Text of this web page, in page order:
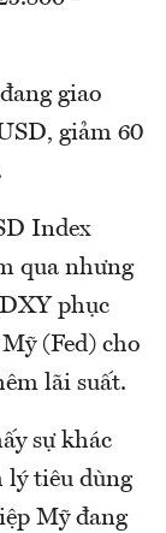
giao
giảm 60
Index
qua nhưng
phục
(Fed) cho
lãi suất.
sự khác
lý tiêu dùng
Mỹ đang